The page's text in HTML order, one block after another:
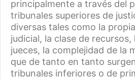
principalmente a través del
tribunales superiores de
diversas tales como la
judicial, la clase de
jueces, la complejidad de la
que de tanto en tanto
tribunales inferiores o de